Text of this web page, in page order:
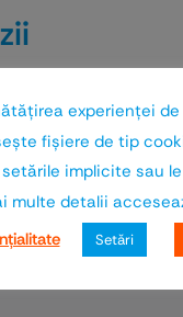
până
autentificați,
acest produs,
experienţei
fişiere de tip
implicite sau
multe detalii
Setări